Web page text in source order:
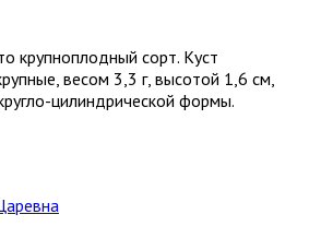
крупноплодный сорт. Куст
весом 3,3 г, высотой 1,6 см,
цилиндрической формы.